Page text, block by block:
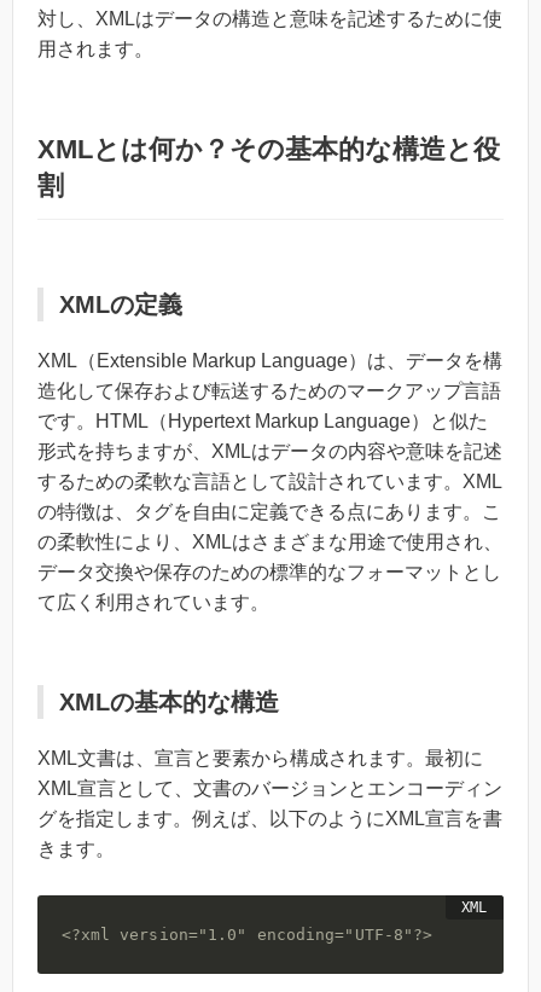
対し、XMLはデータの構造と意味を記述するために使
用されます。
XMLとは何か？その基本的な構造と役
割
XMLの定義
XML（Extensible Markup Language）は、データを構
造化して保存および転送するためのマークアップ言語
です。HTML（Hypertext Markup Language）と似た
形式を持ちますが、XMLはデータの内容や意味を記述
するための柔軟な言語として設計されています。XML
の特徴は、タグを自由に定義できる点にあります。こ
の柔軟性により、XMLはさまざまな用途で使用され、
データ交換や保存のための標準的なフォーマットとし
て広く利用されています。
XMLの基本的な構造
XML文書は、宣言と要素から構成されます。最初に
XML宣言として、文書のバージョンとエンコーディン
グを指定します。例えば、以下のようにXML宣言を書
きます。
<?xml version="1.0" encoding="UTF-8"?>